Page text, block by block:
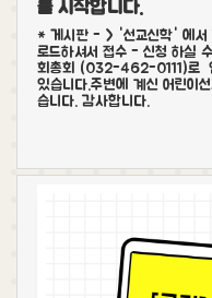
를 시작합니다.
* 게시판 - > '선교신학' 에서
로드하셔서 접수 - 신청 하실
회총회 (032-462-0111)로
있습니다.주변에 계신 어린이
습니다. 감사합니다.